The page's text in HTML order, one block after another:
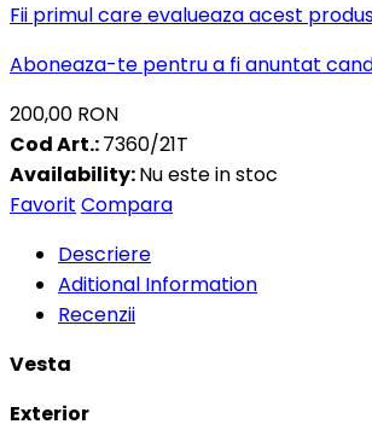
Fii primul care evalueaza acest
Aboneaza-te pentru a fi anuntat
200,00 RON
Cod Art.:7360/21T
Availability:Nu este in stoc
Favorit Compara
Descriere
Aditional Information
Recenzii
Vesta
Exterior